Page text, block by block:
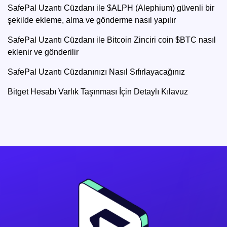
SafePal Uzantı Cüzdanı ile $ALPH (Alephium) güvenli bir
şekilde ekleme, alma ve gönderme nasıl yapılır
SafePal Uzantı Cüzdanı ile Bitcoin Zinciri coin $BTC nasıl
eklenir ve gönderilir
SafePal Uzantı Cüzdanınızı Nasıl Sıfırlayacağınız
Bitget Hesabı Varlık Taşınması İçin Detaylı Kılavuz